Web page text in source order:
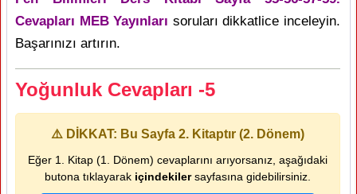
Cevapları MEB Yayınları soruları dikkatlice inceleyin.
Başarınızı artırın.
Yoğunluk Cevapları -5
⚠️ DİKKAT: Bu Sayfa 2. Kitaptır (2. Dönem)
Eğer 1. Kitap (1. Dönem) cevaplarını arıyorsanız, aşağıdaki
butona tıklayarak içindekilersayfasına gidebilirsiniz.